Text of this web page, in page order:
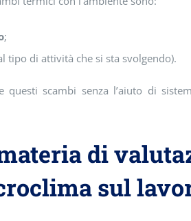
;
tipo di attività che si sta svolgendo).
questi scambi senza l’aiuto di
di
sul